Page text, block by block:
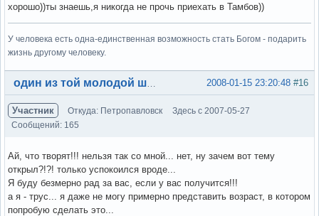
хорошо))ты знаешь,я никогда не прочь приехать в Тамбов))
У человека есть одна-единственная возможность стать Богом - подарить
жизнь другому человеку.
Вне форума #16
2008-01-15 23:20:48
Участник Откуда: Петропавловск
Здесь с 2007-05-27
Сообщений: 165
Ай, что творят!!! нельзя так со мной... нет, ну зачем вот тему
открыл?!?! только успокоился вроде...
Я буду безмерно рад за вас, если у вас получится!!!
а я - трус... я даже не могу примерно представить возраст, в котором
попробую сделать это...